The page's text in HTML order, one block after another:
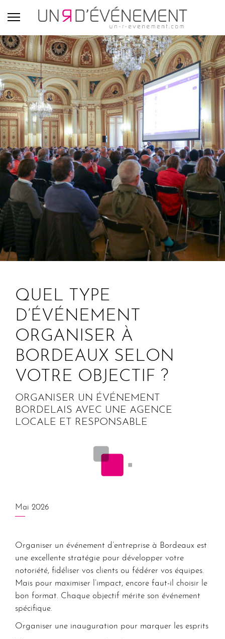
QUEL TYPE
D’ÉVÉNEMENT
ORGANISER À
BORDEAUX SELON
VOTRE OBJECTIF ?
ORGANISER UN ÉVÉNEMENT
BORDELAIS AVEC UNE AGENCE
LOCALE ET RESPONSABLE
Mai 2026
Organiser un événement d’entreprise à Bordeaux est
une excellente stratégie pour développer votre
notoriété, fidéliser vos clients ou fédérer vos équipes.
Mais pour maximiser l’impact, encore faut-il choisir le
bon format. Chaque objectif mérite son événement
spécifique.
Organiser une inauguration pour marquer les esprits